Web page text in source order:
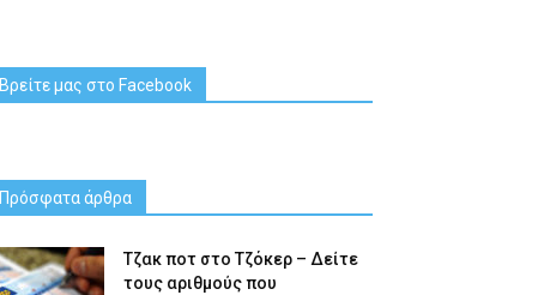
Βρείτε μας στο Facebook
Πρόσφατα άρθρα
Tζακ ποτ στο Τζόκερ – Δείτε
τους αριθμούς που